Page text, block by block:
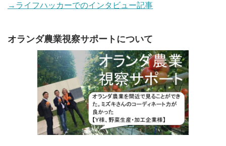
→ライフハッカーでのインタビュー記事
オランダ農業視察サポートについて